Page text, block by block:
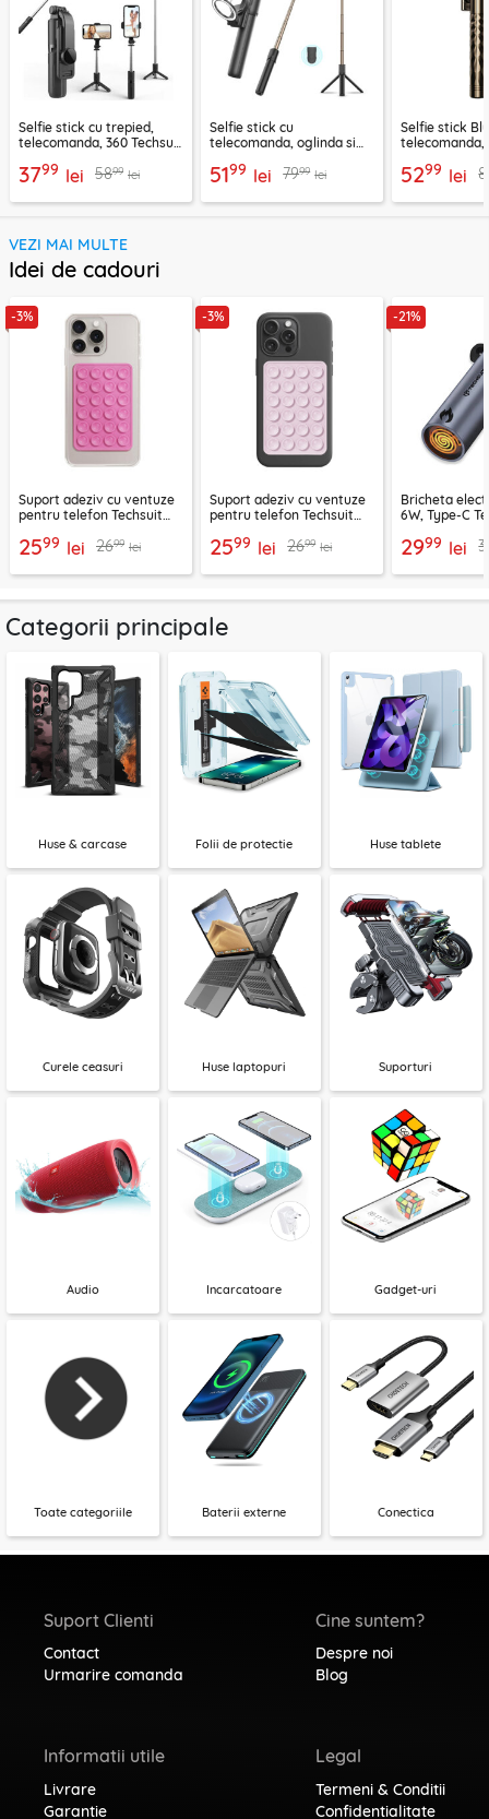
Selfie stick cu trepied,
telecomanda, 360 Techsuit
3799 lei 5899 lei
Selfie stick cu
telecomanda, oglinda si
5199 lei 7999 lei
Selfie stick
telecomanda,
5299 lei
VEZI MAI MULTE
Idei de cadouri
-3%
Suport adeziv cu ventuze
pentru telefon Techsuit
2599 lei 2699 lei
-3%
Suport adeziv cu ventuze
pentru telefon Techsuit
2599 lei 2699 lei
-21%
Bricheta
6W, Type-C
2999 lei
Categorii principale
Huse & carcase Folii de protectie Huse tablete
Curele ceasuri Huse laptopuri Suporturi
Audio Incarcatoare Gadget-uri
Toate categoriile Baterii externe Conectica
Suport Clienti
Contact
Urmarire comanda
Informatii utile
Livrare
Garantie
Cine suntem?
Despre noi
Blog
Legal
Termeni & Conditii
Confidentialitate